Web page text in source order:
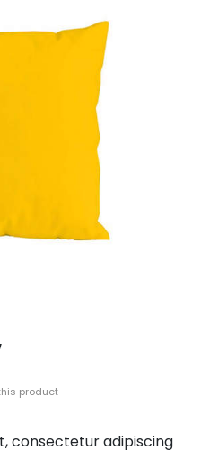
product
consectetur adipiscing